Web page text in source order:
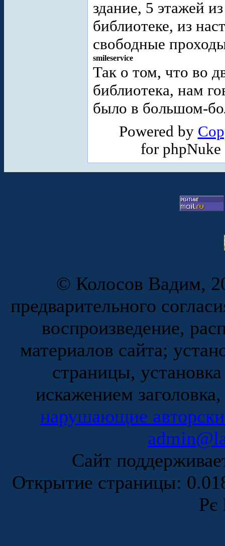
здание, 5 этажей
библиотеке, из
свободные
smileservice
Так о том, что во
библиотека, нам
было в большом-
Powered by
for
© Колосов Вадим,
предварительного
воспроизведение,
материалов сайта;
страницы,
искажением
нарушающие
Сайт
Открытие страницы:
Рє